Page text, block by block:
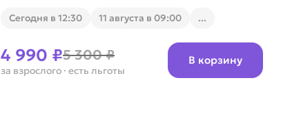
Cегодня в 12:30 11 августа в 09:00 ...
4 990 ₽5 300 ₽
за взрослого · есть льготы
В корзину